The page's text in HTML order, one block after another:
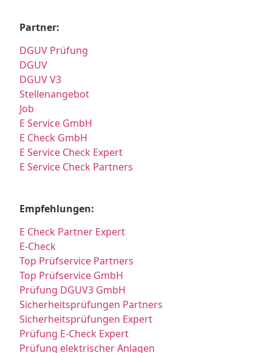
Partner:
DGUV Prüfung
DGUV
DGUV V3
Stellenangebot
Job
E Service GmbH
E Check GmbH
E Service Check Expert
E Service Check Partners
Empfehlungen:
E Check Partner Expert
E-Check
Top Prüfservice Partners
Top Prüfservice GmbH
Prüfung DGUV3 GmbH
Sicherheitsprüfungen Partners
Sicherheitsprüfungen Expert
Prüfung E-Check Expert
Prüfung elektrischer Anlagen